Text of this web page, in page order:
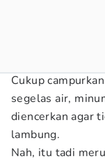
Cukup
segelas air,
diencerkan agar
lambung.
Nah, itu tadi